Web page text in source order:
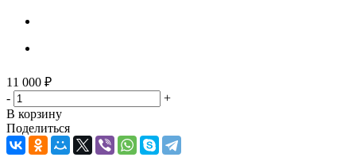
11 000 ₽
-
+
В корзину
Поделиться